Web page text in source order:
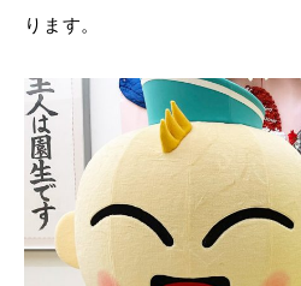
ります。